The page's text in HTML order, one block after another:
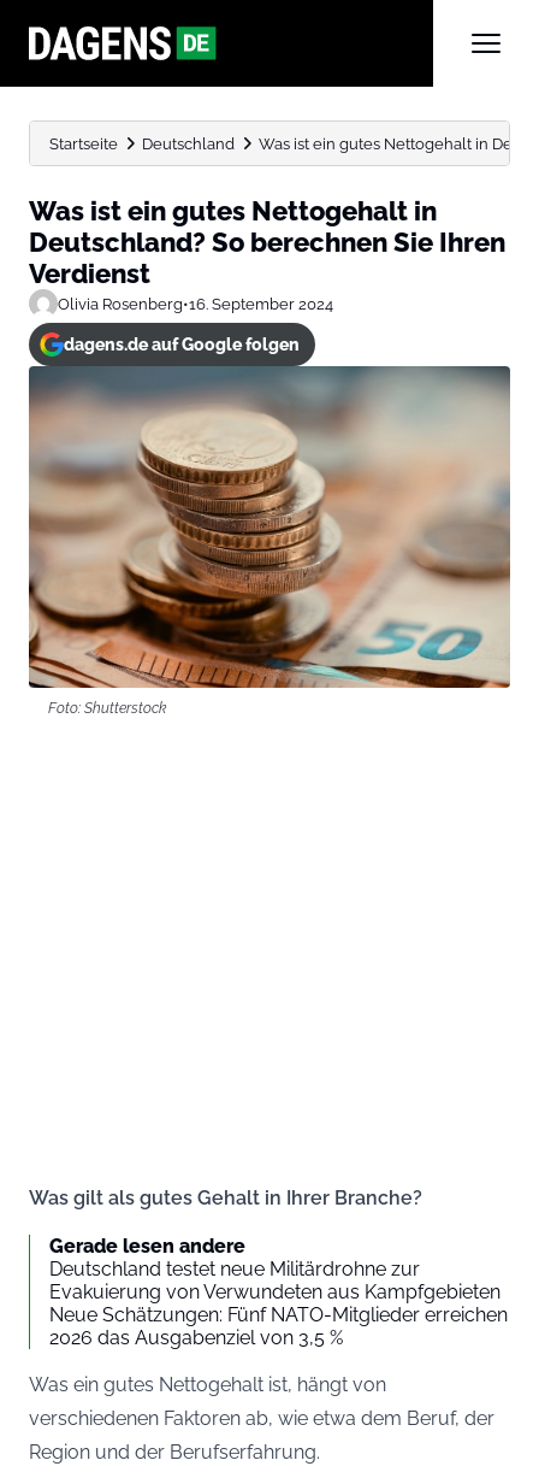
Startseite Deutschland Was ist ein gutes Nettogehalt in
Was ist ein gutes Nettogehalt in
Deutschland? So berechnen Sie Ihren
Verdienst
Olivia Rosenberg•16. September 2024
dagens.de auf Google folgen
Foto: Shutterstock
Was gilt als gutes Gehalt in Ihrer Branche?
Gerade lesen andere
Deutschland testet neue Militärdrohne zur
Evakuierung von Verwundeten aus Kampfgebieten
Neue Schätzungen: Fünf NATO-Mitglieder erreichen
2026 das Ausgabenziel von 3,5 %
Was ein gutes Nettogehalt ist, hängt von
verschiedenen Faktoren ab, wie etwa dem Beruf, der
Region und der Berufserfahrung.